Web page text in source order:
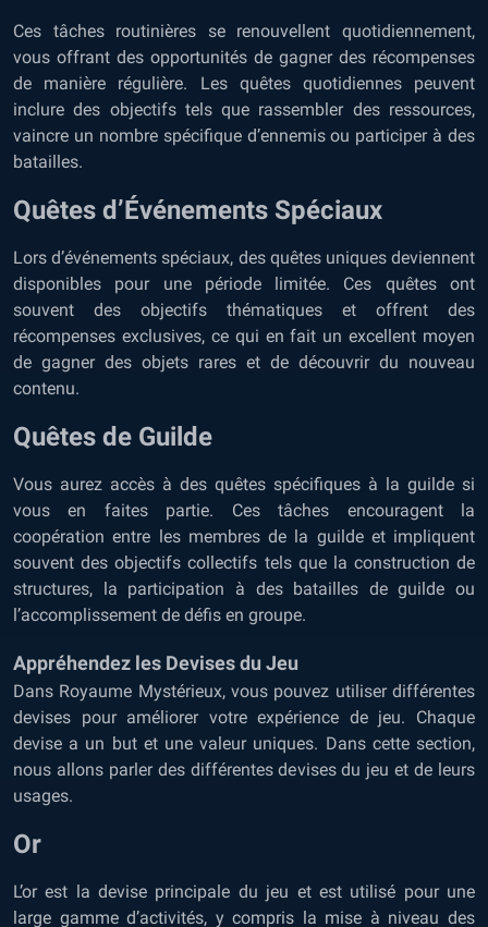
Ces tâches routinières se renouvellent quotidiennement,
vous offrant des opportunités de gagner des récompenses
de manière régulière. Les quêtes quotidiennes peuvent
inclure des objectifs tels que rassembler des ressources,
vaincre un nombre spécifique d’ennemis ou participer à des
batailles.
Quêtes d’Événements Spéciaux
Lors d’événements spéciaux, des quêtes uniques deviennent
disponibles pour une période limitée. Ces quêtes ont
souvent des objectifs thématiques et offrent des
récompenses exclusives, ce qui en fait un excellent moyen
de gagner des objets rares et de découvrir du nouveau
contenu.
Quêtes de Guilde
Vous aurez accès à des quêtes spécifiques à la guilde si
vous en faites partie. Ces tâches encouragent la
coopération entre les membres de la guilde et impliquent
souvent des objectifs collectifs tels que la construction de
structures, la participation à des batailles de guilde ou
l’accomplissement de défis en groupe.
Appréhendez les Devises du Jeu
Dans Royaume Mystérieux, vous pouvez utiliser différentes
devises pour améliorer votre expérience de jeu. Chaque
devise a un but et une valeur uniques. Dans cette section,
nous allons parler des différentes devises du jeu et de leurs
usages.
Or
L’or est la devise principale du jeu et est utilisé pour une
large gamme d’activités, y compris la mise à niveau des